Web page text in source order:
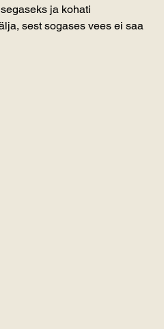
ja kohati
sest sogases vees ei saa